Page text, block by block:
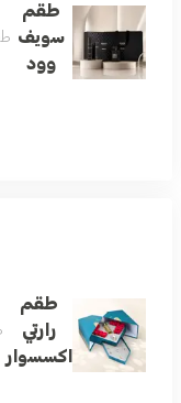
طقم
سويف
وود
طقم
رارتي
اكسسوار